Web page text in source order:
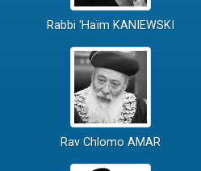
Rabbi 'Haïm KANIEWSKI
Rav Chlomo AMAR